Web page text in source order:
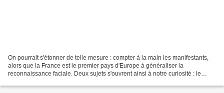
On pourrait s'étonner de telle mesure : compter à la main les manifestants,
alors que la France est le premier pays d'Europe à généraliser la
reconnaissance faciale. Deux sujets s'ouvrent ainsi à notre curiosité : le